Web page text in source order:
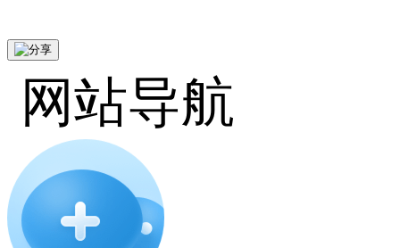
网站导航